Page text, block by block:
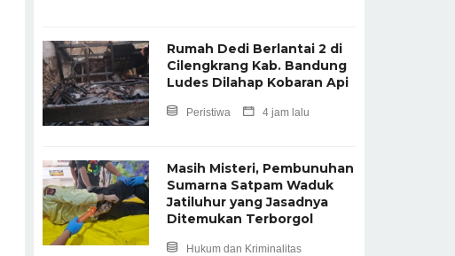
Rumah Dedi Berlantai 2 di
Cilengkrang Kab. Bandung
Ludes Dilahap Kobaran Api
Peristiwa 4 jam lalu
Masih Misteri, Pembunuhan
Sumarna Satpam Waduk
Jatiluhur yang Jasadnya
Ditemukan Terborgol
Hukum dan Kriminalitas